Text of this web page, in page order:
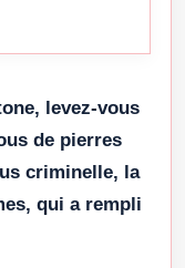
levez-vous
de pierres
criminelle, la
qui a rempli